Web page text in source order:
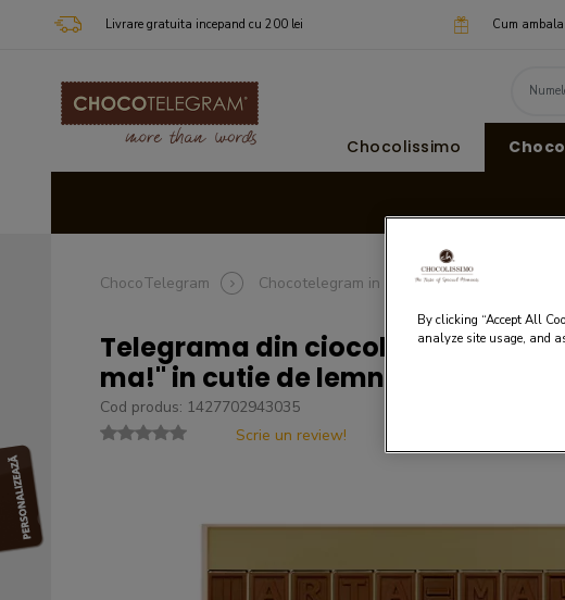
Livrare gratuita incepand cu 200 lei Cum
Chocolissimo
ChocoTelegram Chocotelegram in functie de ocazie
Telegrama din ciocolata cu
ma!" in cutie de lemn
Cod produs: 1427702943035
Scrie un review!
By clicking “Accept All
analyze site usage, and